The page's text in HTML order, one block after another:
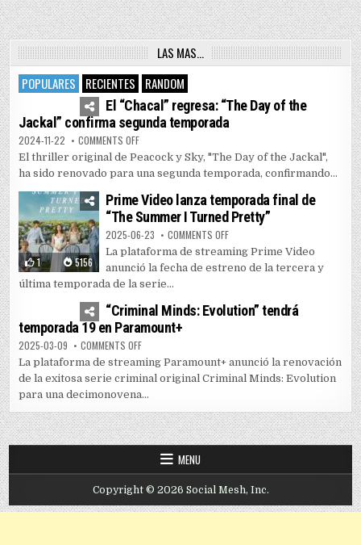
LAS MAS…
POPULARES
RECIENTES RANDOM
4 7439
El “Chacal” regresa: “The Day of the
Jackal” confirma segunda temporada
2024-11-22 COMMENTS OFFON EL “CHACAL” REGRESA: “THE DAY OF THE JACKAL”
El thriller original de Peacock y Sky, "The Day of the Jackal",
ha sido renovado para una segunda temporada, confirmando...
1 5156
Prime Video lanza temporada final de
“The Summer I Turned Pretty”
2025-06-23 COMMENTS OFFON PRIME VIDEO LANZA
La plataforma de streaming Prime Video
anunció la fecha de estreno de la tercera y
última temporada de la serie...
0 3589
“Criminal Minds: Evolution” tendrá
temporada 19 en Paramount+
2025-03-09 COMMENTS OFFON “CRIMINAL MINDS: EVOLUTION” TENDRÁ
La plataforma de streaming Paramount+ anunció la renovación
de la exitosa serie criminal original Criminal Minds: Evolution
para una decimonovena...
MENU
Copyright © 2026 Social Mesh, Inc.